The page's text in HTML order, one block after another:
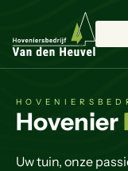
Hovenier
Uw tuin, onze